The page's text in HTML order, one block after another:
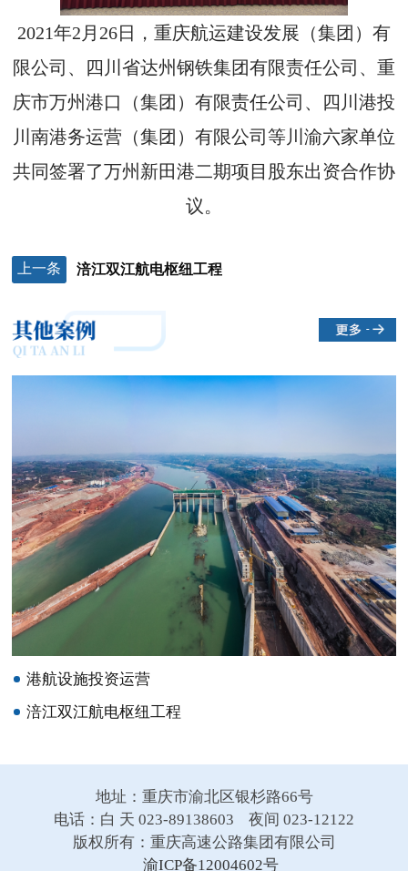
2021年2月26日，重庆航运建设发展（集团）有
限公司、四川省达州钢铁集团有限责任公司、重
庆市万州港口（集团）有限责任公司、四川港投
川南港务运营（集团）有限公司等川渝六家单位
共同签署了万州新田港二期项目股东出资合作协
议。
上一条 涪江双江航电枢纽工程
港航设施投资运营
涪江双江航电枢纽工程
地址：重庆市渝北区银杉路66号
电话：白 天 023-89138603 夜间 023-12122
版权所有：重庆高速公路集团有限公司
渝ICP备12004602号